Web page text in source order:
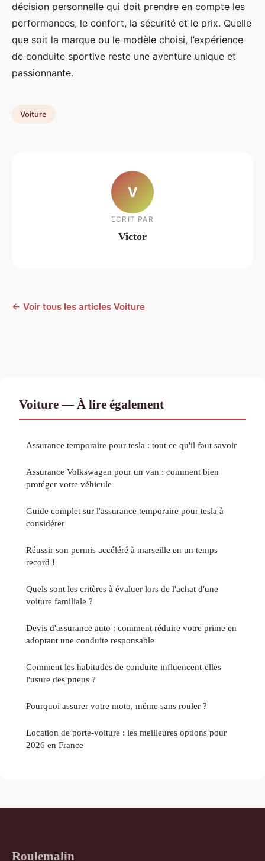
décision personnelle qui doit prendre en compte les
performances, le confort, la sécurité et le prix. Quelle
que soit la marque ou le modèle choisi, l’expérience
de conduite sportive reste une aventure unique et
passionnante.
Voiture
V
ECRIT PAR
Victor
← Voir tous les articles Voiture
Voiture — À lire également
Assurance temporaire pour tesla : tout ce qu'il faut savoir
Assurance Volkswagen pour un van : comment bien
protéger votre véhicule
Guide complet sur l'assurance temporaire pour tesla à
considérer
Réussir son permis accéléré à marseille en un temps
record !
Quels sont les critères à évaluer lors de l'achat d'une
voiture familiale ?
Devis d'assurance auto : comment réduire votre prime en
adoptant une conduite responsable
Comment les habitudes de conduite influencent-elles
l'usure des pneus ?
Pourquoi assurer votre moto, même sans rouler ?
Location de porte-voiture : les meilleures options pour
2026 en France
Roulemalin